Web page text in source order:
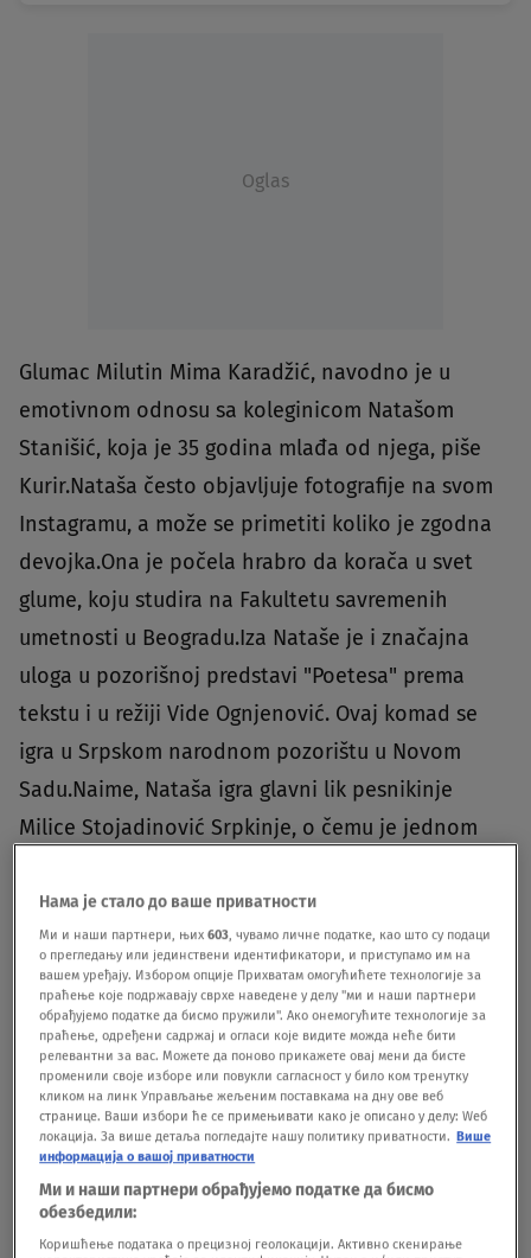
Oglas
Glumac Milutin Mima Karadžić, navodno je u
emotivnom odnosu sa koleginicom Natašom
Stanišić, koja je 35 godina mlađa od njega, piše
Kurir.Nataša često objavljuje fotografije na svom
Instagramu, a može se primetiti koliko je zgodna
devojka.Ona je počela hrabro da korača u svet
glume, koju studira na Fakultetu savremenih
umetnosti u Beogradu.Iza Nataše je i značajna
uloga u pozorišnoj predstavi "Poetesa" prema
tekstu i u režiji Vide Ognjenović. Ovaj komad se
igra u Srpskom narodnom pozorištu u Novom
Sadu.Naime, Nataša igra glavni lik pesnikinje
Milice Stojadinović Srpkinje, o čemu je jednom
bio kada je Vida Ognjenović odlučila da mi da
ulogu u kojoj od 20. do 50. godine života igra
jedna glumica. Neizmerno sam joj zahvalna što
nije išla ustaljenim putem, nego smo se zajedno
borile sa tim likom", rekla je Nataša nedavno za
RTV.U seriji koja se emituje na TV Pink, Nataša
tumači lik Ivone, nepokretne devojke u
invalidskim kolicima, u koju se zaljubljuje
bogataš.BONUS VIDEO: "Često sam na pijaci": Jedna
od naših najlepših glumica otkriva kako provodi
Нама је стало до ваше приватности
Ми и наши партнери, њих603, чувамо личне податке, као што су подаци
о прегледању или јединствени идентификатори, и приступамо им на
вашем уређају. Избором опције Прихватам омогућићете технологије за
праћење које подржавају сврхе наведене у делу "ми и наши партнери
обрађујемо податке да бисмо пружили". Ако онемогућите технологије за
праћење, одређени садржај и огласи које видите можда неће бити
релевантни за вас. Можете да поново прикажете овај мени да бисте
променили своје изборе или повукли сагласност у било ком тренутку
кликом на линк Управљање жељеним поставкама на дну ове веб
странице. Ваши избори ће се примењивати како је описано у делу: Wеб
локација. За више детаља погледајте нашу политику приватности. Више
информација о вашој приватности
Ми и наши партнери обрађујемо податке да бисмо
обезбедили:
Коришћење података о прецизној геолокацији. Активно скенирање